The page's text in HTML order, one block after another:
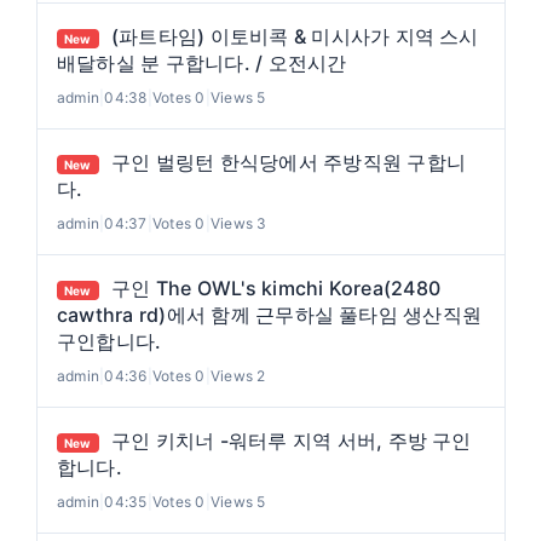
New
(파트타임) 이토비콕 & 미시사가 지역 스시
배달하실 분 구합니다. / 오전시간
admin |04:38 Votes 0 Views 5
New
구인 벌링턴 한식당에서 주방직원 구합니
다.
admin |04:37 Votes 0 Views 3
New
구인 The OWL's kimchi Korea(2480
cawthra rd)에서 함께 근무하실 풀타임 생산직원
구인합니다.
admin |04:36 Votes 0 Views 2
New
구인 키치너 -워터루 지역 서버, 주방 구인
합니다.
admin |04:35 Votes 0 Views 5